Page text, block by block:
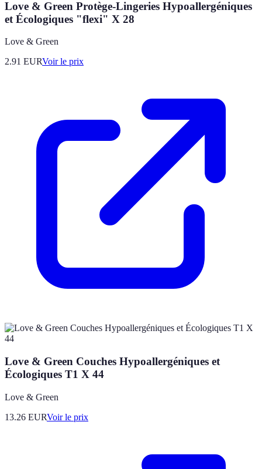
Love & Green Protège-Lingeries Hypoallergéniques
et Écologiques "flexi" X 28
Love & Green
2.91 EURVoir le prix
Love & Green Couches Hypoallergéniques et
Écologiques T1 X 44
Love & Green
13.26 EURVoir le prix